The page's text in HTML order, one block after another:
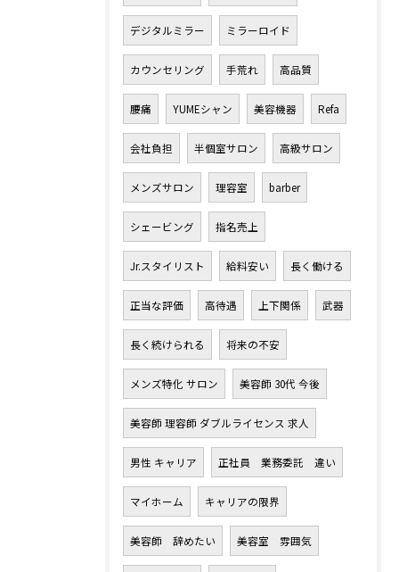
デジタルミラー ミラーロイド
カウンセリング 手荒れ 高品質
腰痛 YUMEシャン 美容機器 Refa
会社負担 半個室サロン 高級サロン
メンズサロン 理容室 barber
シェービング 指名売上
Jr.スタイリスト 給料安い 長く働ける
正当な評価 高待遇 上下関係 武器
長く続けられる 将来の不安
メンズ特化 サロン 美容師 30代 今後
美容師 理容師 ダブルライセンス 求人
男性 キャリア 正社員 業務委託 違い
マイホーム キャリアの限界
美容師 辞めたい 美容室 雰囲気
お問い合わせはこちら